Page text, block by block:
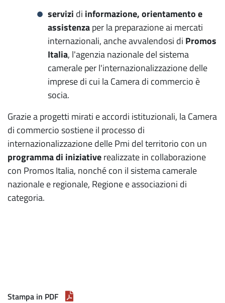
servizi di informazione, orientamento e
assistenzaper la preparazione ai mercati
internazionali, anche avvalendosi di Promos
Italia, l'agenzia nazionale del sistema
camerale per l'internazionalizzazione delle
imprese di cui la Camera di commercio è
socia.
Grazie a progetti mirati e accordi istituzionali, la Camera
di commercio sostiene il processo di
internazionalizzazione delle Pmi del territorio con un
programma di iniziativerealizzate in collaborazione
con Promos Italia, nonché con il sistema camerale
nazionale e regionale, Regione e associazioni di
categoria.
Stampa in PDF